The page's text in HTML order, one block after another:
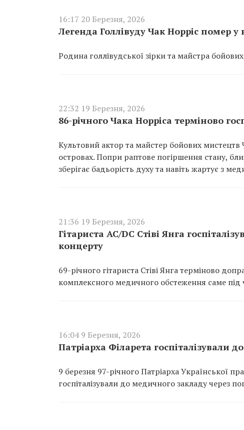
16:17 20 Березня, 2026
Легенда Голлівуду Чак Норріс помер у
Родина голлівудської зірки та майстра
22:32 19 Березня, 2026
86-річного Чака Норріса терміново
Культовий актор та майстер бойових мистецтв
островах. Попри раптове погіршення стану,
зберігає бадьорість духу та навіть жартує з
21:36 19 Березня, 2026
Гітариста AC/DC Стіві Янга
концерту
69-річного гітариста Стіві Янга терміново
комплексного медичного обстеження саме під
16:04 9 Березня, 2026
Патріарха Філарета госпіталізували
9 березня 97-річного Патріарха Української
госпіталізували до медичного закладу через